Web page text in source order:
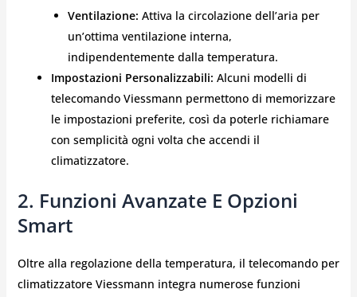
Ventilazione: Attiva la circolazione dell’aria per
un’ottima ventilazione interna,
indipendentemente dalla temperatura.
Impostazioni Personalizzabili: Alcuni modelli di
telecomando Viessmann permettono di memorizzare
le impostazioni preferite, così da poterle richiamare
con semplicità ogni volta che accendi il
climatizzatore.
2. Funzioni Avanzate E Opzioni
Smart
Oltre alla regolazione della temperatura, il telecomando per
climatizzatore Viessmann integra numerose funzioni